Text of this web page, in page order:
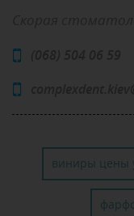
виниры цены